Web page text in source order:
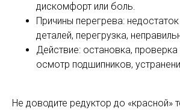
дискомфорт или боль.
Причины перегрева:
деталей, перегрузка,
Действие: остановка,
осмотр подшипников,
Не доводите редуктор до «красной»